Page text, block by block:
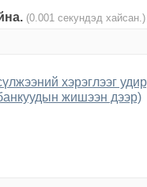
(0.001 секундэд хайсан.)
хэрэглээг
жишээн дээр)